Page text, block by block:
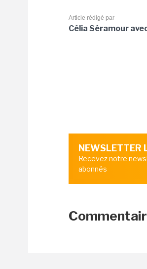
Article rédigé par
Célia Séramour
NEWSLETTER
Recevez notre
abonnés